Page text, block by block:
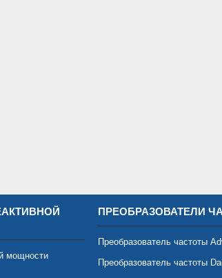
мощности
ПРЕОБРАЗОВАТЕЛИ
Преобразователь частоты
Преобразователь частоты